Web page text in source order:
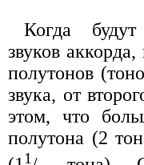
Когда
звуков
полутонов
звука, от
этом, что
полутона (2
1